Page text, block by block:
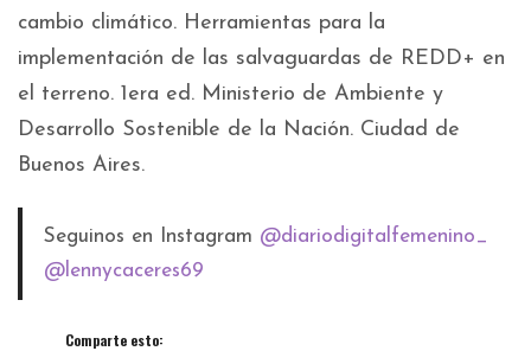
cambio climático. Herramientas para la
implementación de las salvaguardas de REDD+ en
el terreno. 1era ed. Ministerio de Ambiente y
Desarrollo Sostenible de la Nación. Ciudad de
Buenos Aires.
Seguinos en Instagram @diariodigitalfemenino_
@lennycaceres69
Comparte esto: